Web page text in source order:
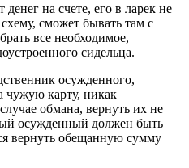
на счете, его в ларек не
сможет бывать там с
все необходимое,
сидельца.
осужденного,
чужую карту, никак
обмана, вернуть их не
осужденный должен быть
вернуть обещанную сумму